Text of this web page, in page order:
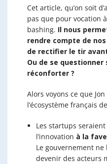
Cet article, qu’on soit
pas que pour vocation
bashing. Il nous
rendre compte de
de rectifier le tir
Ou de se questionner
réconforter ?
Alors voyons ce que
l’écosystème français
Les startups
l’innovation à la
Le gouvernement
devenir des acteurs